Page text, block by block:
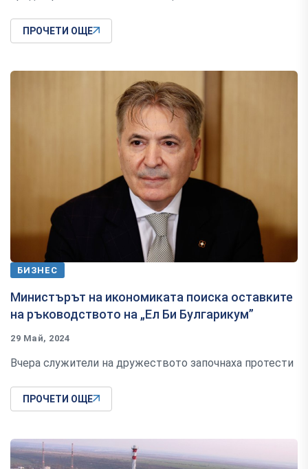
ПРОЧЕТИ ОЩЕ
БИЗНЕС
Министърът на икономиката поиска оставките
на ръководството на „Ел Би Булгарикум”
29 Май, 2024
Вчера служители на дружеството започнаха протести
ПРОЧЕТИ ОЩЕ